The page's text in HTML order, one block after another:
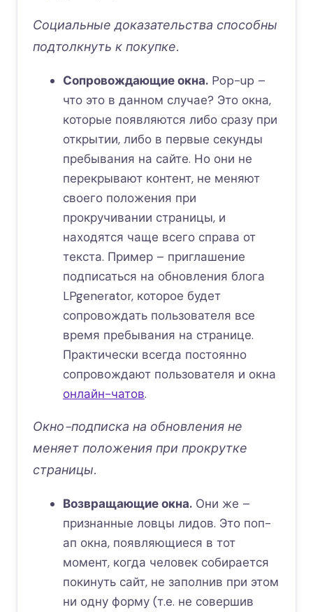
Социальные доказательства способны
подтолкнуть к покупке.
Сопровождающие окна.Pop-up –
что это в данном случае? Это окна,
которые появляются либо сразу при
открытии, либо в первые секунды
пребывания на сайте. Но они не
перекрывают контент, не меняют
своего положения при
прокручивании страницы, и
находятся чаще всего справа от
текста. Пример – приглашение
подписаться на обновления блога
LPgenerator, которое будет
сопровождать пользователя все
время пребывания на странице.
Практически всегда постоянно
сопровождают пользователя и окна
онлайн-чатов.
Окно-подписка на обновления не
меняет положения при прокрутке
страницы.
Возвращающие окна.Они же –
признанные ловцы лидов. Это поп-
ап окна, появляющиеся в тот
момент, когда человек собирается
покинуть сайт, не заполнив при этом
ни одну форму (т.е. не совершив